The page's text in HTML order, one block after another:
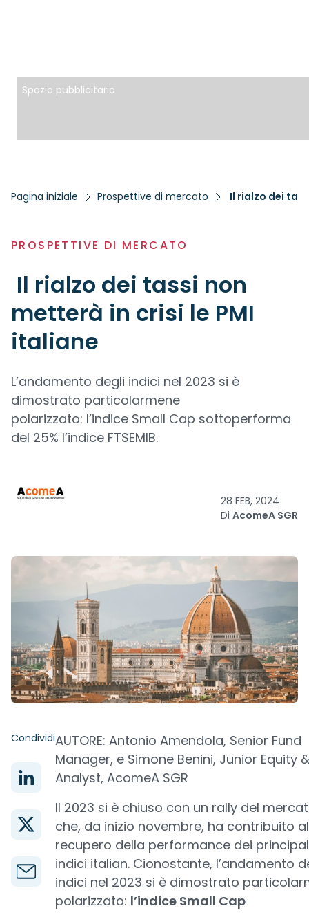
Spazio pubblicitario
Pagina iniziale Prospettive di mercato Il rialzo dei
PROSPETTIVE DI MERCATO
Il rialzo dei tassi non
metterà in crisi le PMI
italiane
L’andamento degli indici nel 2023 si è
dimostrato particolarmene
polarizzato: l’indice Small Cap sottoperforma
del 25% l’indice FTSEMIB.
28 FEB, 2024
Di AcomeA SGR
CondividiAUTORE: Antonio Amendola, Senior Fund
Manager, e Simone Benini, Junior Equity
Analyst, AcomeA SGR
Il 2023 si è chiuso con un rally del
che, da inizio novembre, ha contribuito al
recupero della performance dei
indici italian. Cionostante, l’andamento
indici nel 2023 si è dimostrato
polarizzato: l’indice Small Cap